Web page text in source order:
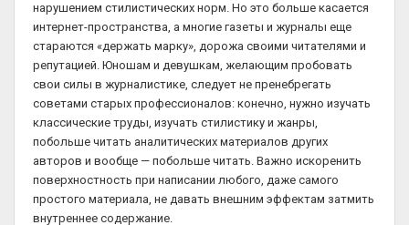
нарушением стилистических норм. Но это больше касается
интернет-пространства, а многие газеты и журналы еще
стараются «держать марку», дорожа своими читателями и
репутацией. Юношам и девушкам, желающим пробовать
свои силы в журналистике, следует не пренебрегать
советами старых профессионалов: конечно, нужно изучать
классические труды, изучать стилистику и жанры,
побольше читать аналитических материалов других
авторов и вообще — побольше читать. Важно искоренить
поверхностность при написании любого, даже самого
простого материала, не давать внешним эффектам затмить
внутреннее содержание.